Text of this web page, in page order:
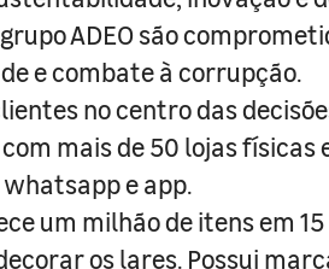
ADEO são
e combate à corrupção.
no centro das
mais de 50 lojas físicas
e app.
um milhão de itens em
os lares. Possui